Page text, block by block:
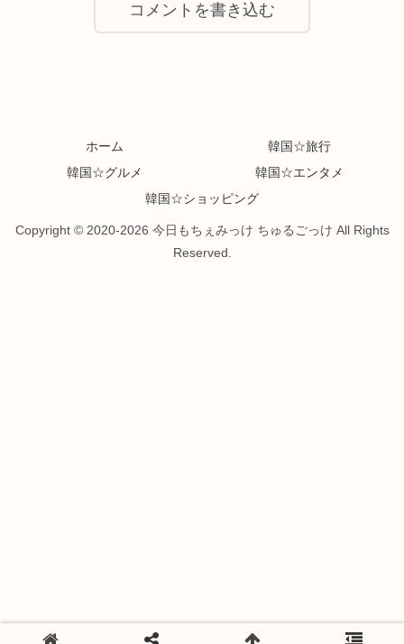
コメントを書き込む
ホーム
韓国☆旅行
韓国☆グルメ
韓国☆エンタメ
韓国☆ショッピング
Copyright © 2020-2026 今日もちぇみっけ ちゅるごっけ All Rights
Reserved.